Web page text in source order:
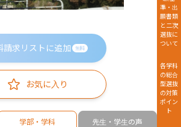
請求リストに追加 無料
お気に入り
学部・学科 先生・学生の声
準・出
願書類
と二次
選抜に
ついて
各学科
の総合
型選抜
の対策
ポイン
ト